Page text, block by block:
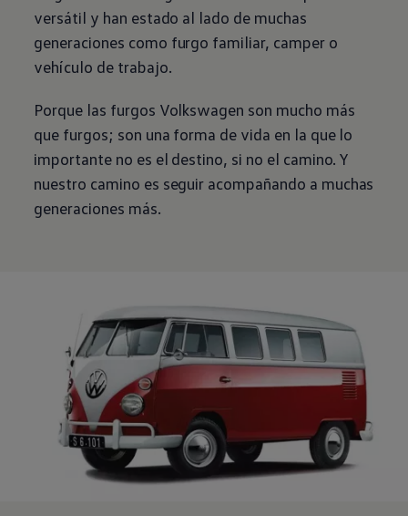
versátil y han estado al lado de muchas
generaciones como furgo familiar, camper o
vehículo de trabajo.
Porque las furgos Volkswagen son mucho más
que furgos; son una forma de vida en la que lo
importante no es el destino, si no el camino. Y
nuestro camino es seguir acompañando a muchas
generaciones más.